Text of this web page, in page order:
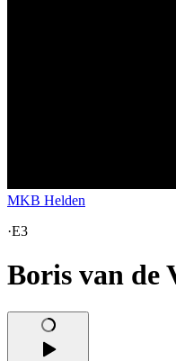
MKB Helden
·E3
Boris van de